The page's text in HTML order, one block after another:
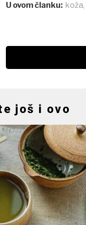
U ovom članku: koža,
još i ovo